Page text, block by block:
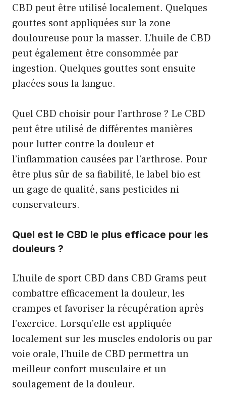
CBD peut être utilisé localement. Quelques
gouttes sont appliquées sur la zone
douloureuse pour la masser. L’huile de CBD
peut également être consommée par
ingestion. Quelques gouttes sont ensuite
placées sous la langue.
Quel CBD choisir pour l’arthrose ? Le CBD
peut être utilisé de différentes manières
pour lutter contre la douleur et
l’inflammation causées par l’arthrose. Pour
être plus sûr de sa fiabilité, le label bio est
un gage de qualité, sans pesticides ni
conservateurs.
Quel est le CBD le plus efficace pour les
douleurs ?
L’huile de sport CBD dans CBD Grams peut
combattre efficacement la douleur, les
crampes et favoriser la récupération après
l’exercice. Lorsqu’elle est appliquée
localement sur les muscles endoloris ou par
voie orale, l’huile de CBD permettra un
meilleur confort musculaire et un
soulagement de la douleur.